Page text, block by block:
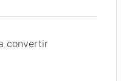
convertir